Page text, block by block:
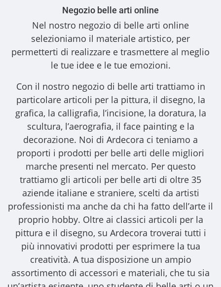
Negozio belle arti online
Nel nostro negozio di belle arti online
selezioniamo il materiale artistico, per
permetterti di realizzare e trasmettere al meglio
le tue idee e le tue emozioni.
Con il nostro negozio di belle arti trattiamo in
particolare articoli per la pittura, il disegno, la
grafica, la calligrafia, l’incisione, la doratura, la
scultura, l’aerografia, il face painting e la
decorazione. Noi di Ardecora ci teniamo a
proporti i prodotti per belle arti delle migliori
marche presenti nel mercato. Per questo
trattiamo gli articoli per belle arti di oltre 35
aziende italiane e straniere, scelti da artisti
professionisti ma anche da chi ha fatto dell’arte il
proprio hobby. Oltre ai classici articoli per la
pittura e il disegno, su Ardecora troverai tutti i
più innovativi prodotti per esprimere la tua
creatività. A tua disposizione un ampio
assortimento di accessori e materiali, che tu sia